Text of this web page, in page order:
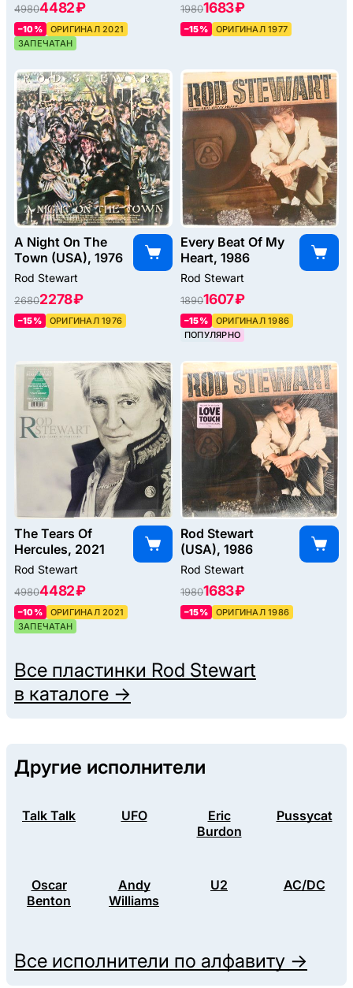
49804482 ₽
–10%
ОРИГИНАЛ 2021
ЗАПЕЧАТАН
19801683 ₽
–15% ОРИГИНАЛ 1977
A Night On The
Town (USA), 1976
Rod Stewart
26802278 ₽
–15% ОРИГИНАЛ 1976
Every Beat Of My
Heart, 1986
Rod Stewart
18901607 ₽
–15%
ОРИГИНАЛ 1986
ПОПУЛЯРНО
The Tears Of
Hercules, 2021
Rod Stewart
49804482 ₽
–10%
ОРИГИНАЛ 2021
ЗАПЕЧАТАН
Rod Stewart
(USA), 1986
Rod Stewart
19801683 ₽
–15% ОРИГИНАЛ 1986
Все пластинки Rod Stewart
в каталоге →
Другие исполнители
Talk Talk UFO
Eric
Burdon
Pussycat
Oscar
Benton
Andy
Williams
U2 AC/DC
Все исполнители по алфавиту →